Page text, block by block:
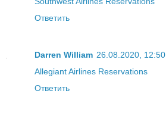
Ответить
Darren William 26.08.2020, 12:50
Allegiant Airlines Reservations
Ответить